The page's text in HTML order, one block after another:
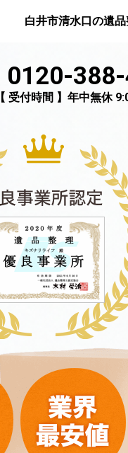
白井市清水口の遺
0120-388-
【 受付時間 】年中無休